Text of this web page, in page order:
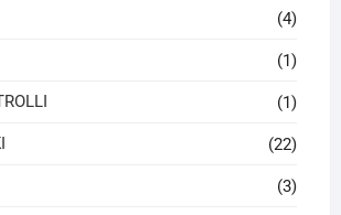
(4)
(1)
(1)
(22)
(3)